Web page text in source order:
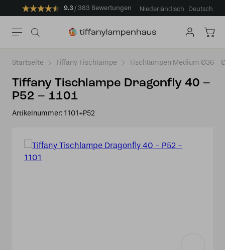
9.3 383 Bewertungen Niederländisch Deutsch
Startseite Tiffany Tischlampe Tischlampen Medium Ø36 -
Tiffany Tischlampe Dragonfly 40 –
P52 – 1101
Artikelnummer: 1101+P52